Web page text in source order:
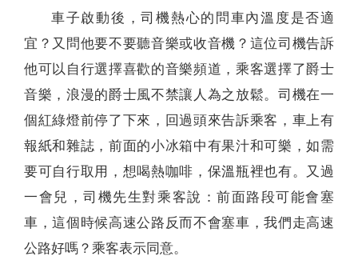
車子啟動後，司機熱心的問車內溫度是否適
宜？又問他要不要聽音樂或收音機？這位司機告訴
他可以自行選擇喜歡的音樂頻道，乘客選擇了爵士
音樂，浪漫的爵士風不禁讓人為之放鬆。司機在一
個紅綠燈前停了下來，回過頭來告訴乘客，車上有
報紙和雜誌，前面的小冰箱中有果汁和可樂，如需
要可自行取用，想喝熱咖啡，保溫瓶裡也有。又過
一會兒，司機先生對乘客說：前面路段可能會塞
車，這個時候高速公路反而不會塞車，我們走高速
公路好嗎？乘客表示同意。